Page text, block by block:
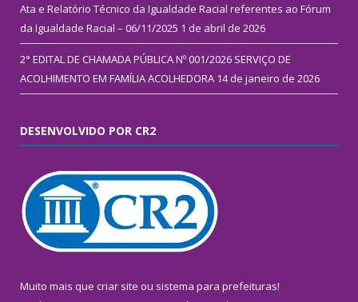
Ata e Relatório Técnico da Igualdade Racial referentes ao Fórum
da Igualdade Racial – 06/11/2025 1 de abril de 2026
2° EDITAL DE CHAMADA PÚBLICA Nº 001/2026 SERVIÇO DE
ACOLHIMENTO EM FAMÍLIA ACOLHEDORA 14 de janeiro de 2026
DESENVOLVIDO POR CR2
Muito mais que criar site ou sistema para prefeituras!